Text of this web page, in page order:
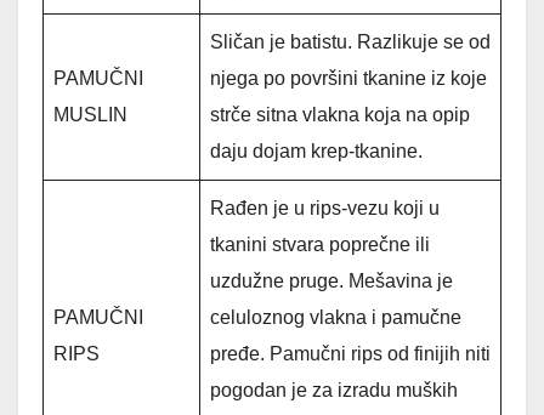
PAMUČNI
MUSLIN
Sličan je batistu. Razlikuje se od
njega po površini tkanine iz koje
strče sitna vlakna koja na opip
daju dojam krep-tkanine.
PAMUČNI
RIPS
Rađen je u rips-vezu koji u
tkanini stvara poprečne ili
uzdužne pruge. Mešavina je
celuloznog vlakna i pamučne
pređe. Pamučni rips od finijih niti
pogodan je za izradu muških